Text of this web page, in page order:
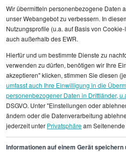
Alle angezeigten
Durchschnittswerte und die
einzelnen
Gehaltsinformationen
Virtuelle/r Assistent/in
Virtuelle/r Assistent/in
Wir übermitteln personenbezogene Daten
unser Webangebot zu verbessern. In
Nutzungsprofile (u.a. auf Basis von
auch außerhalb des EWR.
Hierfür und um bestimmte Dienste zu
verwenden zu dürfen, benötigen wir Ihre
akzeptieren" klicken, stimmen Sie diesen
umfasst auch Ihre Einwilligung in die
personenbezogener Daten in Drittländer,
DSGVO. Unter "Einstellungen oder
ändern oder die Datenverarbeitung
jederzeit unter Privatsphäream
Informationen auf einem Gerät speichern